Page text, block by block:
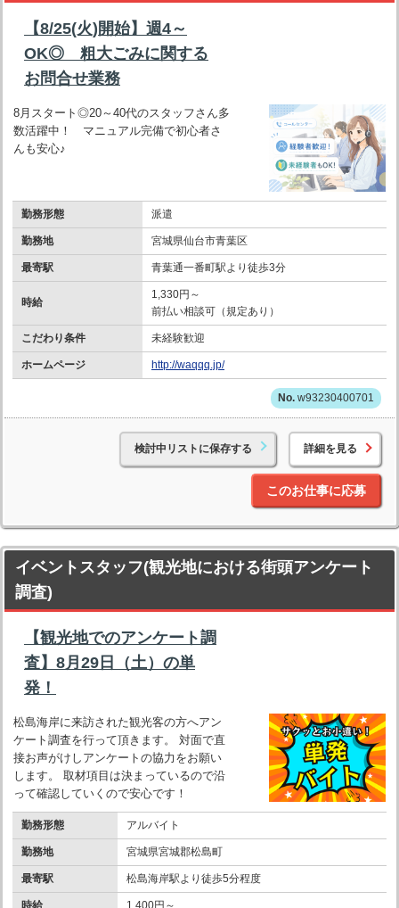
【8/25(火)開始】週4～
OK◎ 粗大ごみに関する
お問合せ業務
8月スタート◎20～40代のスタッフさん多
数活躍中！ マニュアル完備で初心者さ
んも安心♪
勤務形態 派遣
勤務地 宮城県仙台市青葉区
最寄駅 青葉通一番町駅より徒歩3分
時給
1,330円～
前払い相談可（規定あり）
こだわり条件 未経験歓迎
ホームページ http://waqqq.jp/
w93230400701
検討中リストに保存する 詳細を見る
このお仕事に応募
イベントスタッフ(観光地における街頭アンケート
調査)
【観光地でのアンケート調
査】8月29日（土）の単
発！
松島海岸に来訪された観光客の方へアン
ケート調査を行って頂きます。 対面で直
接お声がけしアンケートの協力をお願い
します。 取材項目は決まっているので沿
って確認していくので安心です！
勤務形態 アルバイト
勤務地 宮城県宮城郡松島町
最寄駅 松島海岸駅より徒歩5分程度
時給 1,400円～